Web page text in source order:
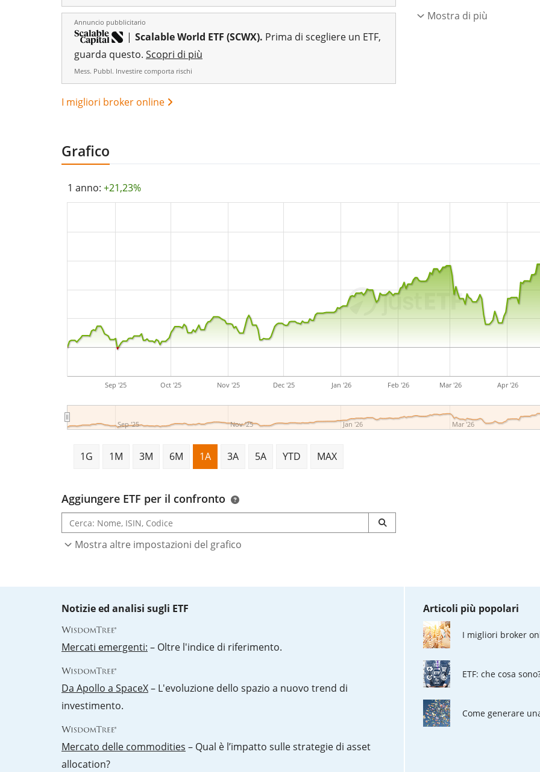
Annuncio pubblicitario
| Scalable World ETF (SCWX). Prima di scegliere un ETF,
guarda questo. Scopri di più
Mess. Pubbl. Investire comporta rischi
I migliori broker online
L’ETF Invesco MSCI
Mostra di più
Grafico
1 anno: +21,23%
Sep '25 Oct '25 Nov '25 Dec '25 Jan '26 Feb '26 Mar '26 Apr '26
Sep '25 Nov '25 Jan '26 Mar '26
1G 1M 3M 6M 1A 3A 5A YTD MAX
Aggiungere ETF per il confronto
Mostra altre impostazioni del grafico
Notizie ed analisi sugli ETF
Mercati emergenti: – Oltre l'indice di riferimento.
Da Apollo a SpaceX– L'evoluzione dello spazio a nuovo trend di
investimento.
Mercato delle commodities – Qual è l’impatto sulle strategie di asset
allocation?
Articoli più popolari
I migliori broker
ETF: che cosa
Come generare